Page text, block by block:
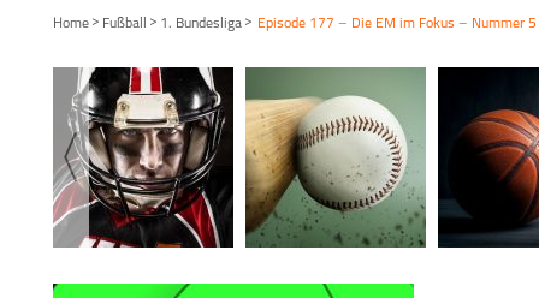
Home > Fußball > 1. Bundesliga > Episode 177 – Die EM im Fokus – Nummer 5